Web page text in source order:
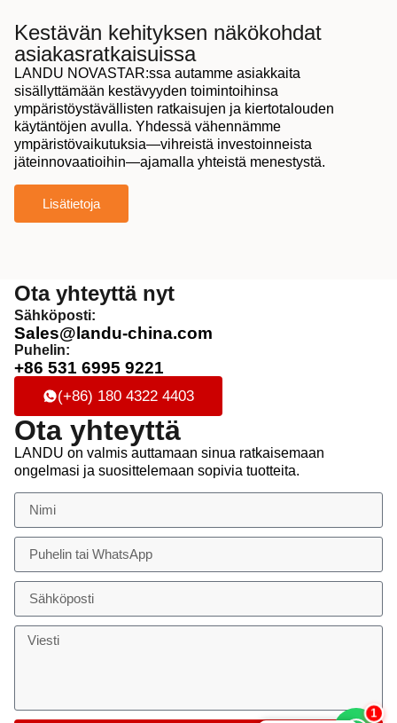
Kestävän kehityksen näkökohdat
asiakasratkaisuissa
LANDU NOVASTAR:ssa autamme asiakkaita
sisällyttämään kestävyyden toimintoihinsa
ympäristöystävällisten ratkaisujen ja kiertotalouden
käytäntöjen avulla. Yhdessä vähennämme
ympäristövaikutuksia—vihreistä investoinneista
jäteinnovaatioihin—ajamalla yhteistä menestystä.
Lisätietoja
Ota yhteyttä nyt
Sähköposti:
Sales@landu-china.com
Puhelin:
+86 531 6995 9221
(+86) 180 4322 4403
Ota yhteyttä
LANDU on valmis auttamaan sinua ratkaisemaan
ongelmasi ja suosittelemaan sopivia tuotteita.
2